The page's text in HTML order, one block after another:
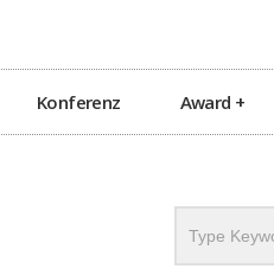
Konferenz Award +